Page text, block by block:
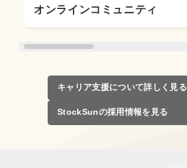
オンラインコミュニティ
キャリア支援について詳しく見る
StockSunの採用情報を見る